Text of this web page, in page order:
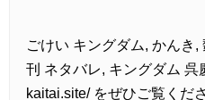
ごけい キングダム, かんき
刊 ネタバレ, キングダム 呉
kaitai.site/ をぜひご覧くだ